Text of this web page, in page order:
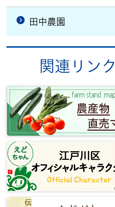
田中農園
関連リンク